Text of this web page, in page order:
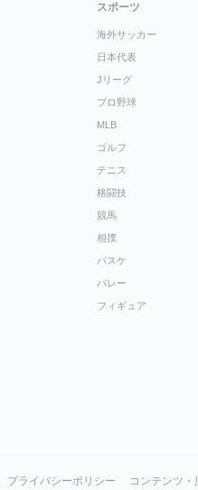
スポーツ
海外サッカー
日本代表
Jリーグ
プロ野球
MLB
ゴルフ
テニス
格闘技
競馬
相撲
バスケ
バレー
フィギュア
プライバシーポリシー コンテンツ